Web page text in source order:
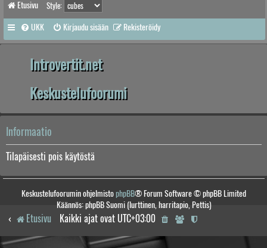
Etusivu Style:
UKK Kirjaudu sisään Rekisteröidy
Introvertit.net
Keskustelufoorumi
Informaatio
Tilapäisesti pois käytöstä
Keskustelufoorumin ohjelmistophpBB® Forum Software © phpBB Limited
Käännös: phpBB Suomi (lurttinen, harritapio, Pettis)
Etusivu Kaikki ajat ovat UTC+03:00